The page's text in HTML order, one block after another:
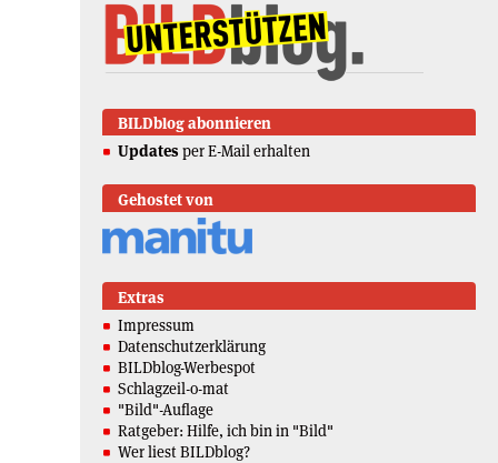
BILDblog abonnieren
Updates per E-Mail erhalten
Gehostet von
Extras
Impressum
Datenschutzerklärung
BILDblog-Werbespot
Schlagzeil-o-mat
"Bild"-Auflage
Ratgeber: Hilfe, ich bin in "Bild"
Wer liest BILDblog?